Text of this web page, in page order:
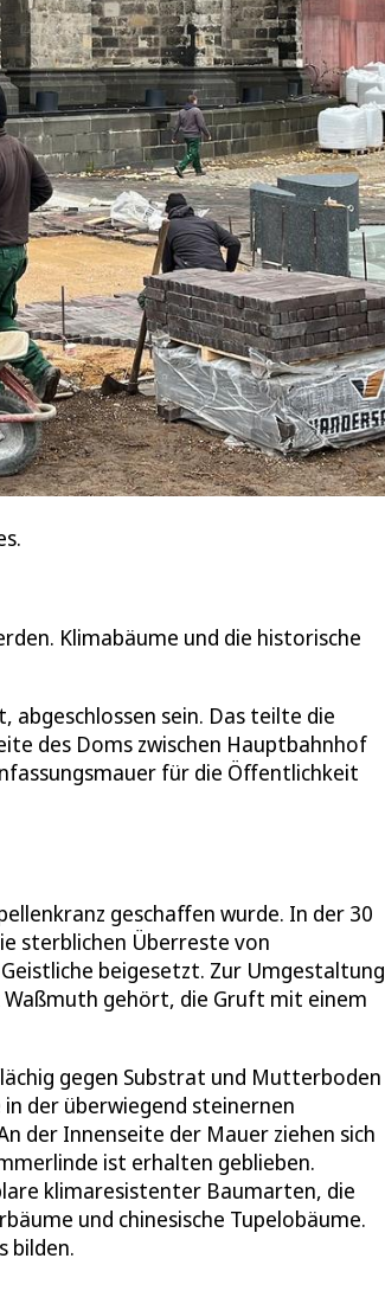
Klimabäume und die historische
abgeschlossen sein. Das teilte die
des Doms zwischen Hauptbahnhof
für die Öffentlichkeit
geschaffen wurde. In der 30
sterblichen Überreste von
beigesetzt. Zur Umgestaltung
Waßmuth gehört, die Gruft mit einem
gegen Substrat und Mutterboden
der überwiegend steinernen
der Innenseite der Mauer ziehen sich
ist erhalten geblieben.
klimaresistenter Baumarten, die
und chinesische Tupelobäume.
bilden.